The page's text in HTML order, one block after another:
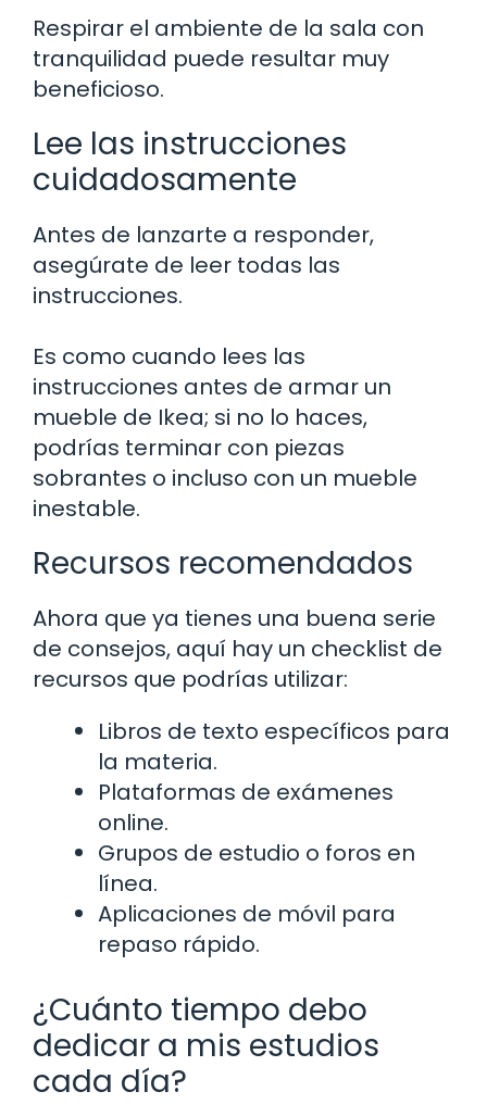
Respirar el ambiente de la sala con
tranquilidad puede resultar muy
beneficioso.
Lee las instrucciones
cuidadosamente
Antes de lanzarte a responder,
asegúrate de leer todas las
instrucciones.
Es como cuando lees las
instrucciones antes de armar un
mueble de Ikea; si no lo haces,
podrías terminar con piezas
sobrantes o incluso con un mueble
inestable.
Recursos recomendados
Ahora que ya tienes una buena serie
de consejos, aquí hay un checklist de
recursos que podrías utilizar:
Libros de texto específicos para
la materia.
Plataformas de exámenes
online.
Grupos de estudio o foros en
línea.
Aplicaciones de móvil para
repaso rápido.
¿Cuánto tiempo debo
dedicar a mis estudios
cada día?